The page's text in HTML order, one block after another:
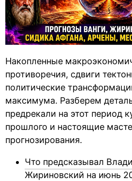
Накопленные
противоречия, сдвиги
политические
максимума. Разберем
предрекали на этот период
прошлого и настоящие
прогнозирования.
Что предсказывал
Жириновский на июнь